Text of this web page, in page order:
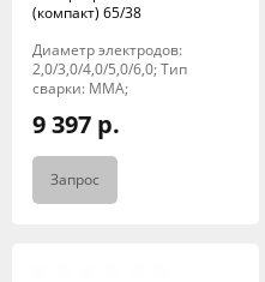
(компакт) 65/38
Диаметр электродов:
2,0/3,0/4,0/5,0/6,0; Тип
сварки: MMA;
9 397 р.
Запрос